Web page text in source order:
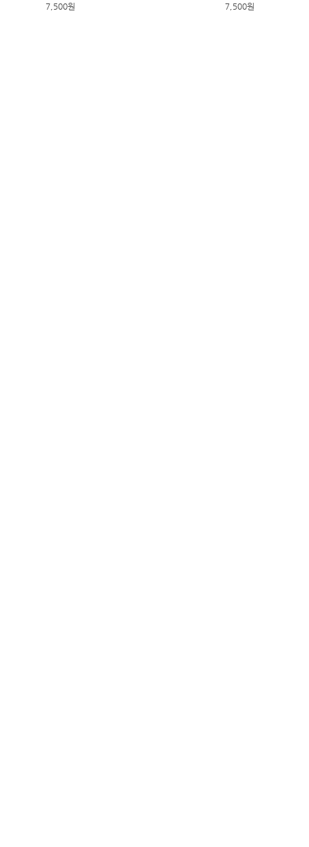
7,500원 7,500원